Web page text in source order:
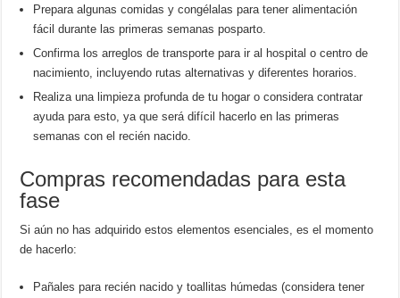
Prepara algunas comidas y congélalas para tener alimentación
fácil durante las primeras semanas posparto.
Confirma los arreglos de transporte para ir al hospital o centro de
nacimiento, incluyendo rutas alternativas y diferentes horarios.
Realiza una limpieza profunda de tu hogar o considera contratar
ayuda para esto, ya que será difícil hacerlo en las primeras
semanas con el recién nacido.
Compras recomendadas para esta
fase
Si aún no has adquirido estos elementos esenciales, es el momento
de hacerlo:
Pañales para recién nacido y toallitas húmedas (considera tener